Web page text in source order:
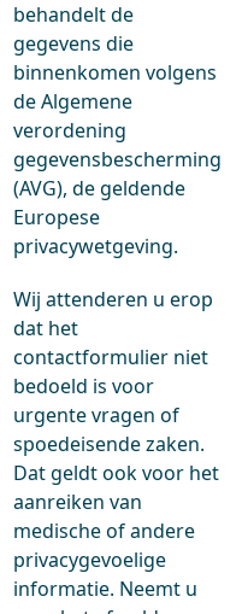
behandelt de
gegevens die
binnenkomen volgens
de Algemene
verordening
gegevensbescherming
(AVG), de geldende
Europese
privacywetgeving.
Wij attenderen u erop
dat het
contactformulier niet
bedoeld is voor
urgente vragen of
spoedeisende zaken.
Dat geldt ook voor het
aanreiken van
medische of andere
privacygevoelige
informatie. Neemt u